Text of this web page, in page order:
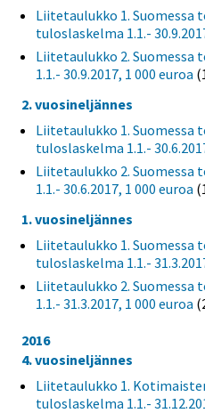
Liitetaulukko 1. Suomessa
tuloslaskelma 1.1.-
Liitetaulukko 2. Suomessa
1.1.- 30.9.2017, 1 000 euroa
2. vuosineljännes
Liitetaulukko 1. Suomessa
tuloslaskelma 1.1.-
Liitetaulukko 2. Suomessa
1.1.- 30.6.2017, 1 000 euroa
1. vuosineljännes
Liitetaulukko 1. Suomessa
tuloslaskelma 1.1.-
Liitetaulukko 2. Suomessa
1.1.- 31.3.2017, 1 000 euroa
2016
4. vuosineljännes
Liitetaulukko 1.
tuloslaskelma 1.1.-